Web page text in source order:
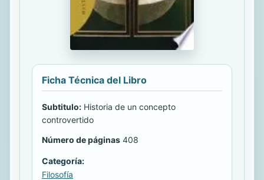
Ficha Técnica del Libro
Subtitulo: Historia de un concepto
controvertido
Número de páginas 408
Categoría:
Filosofía